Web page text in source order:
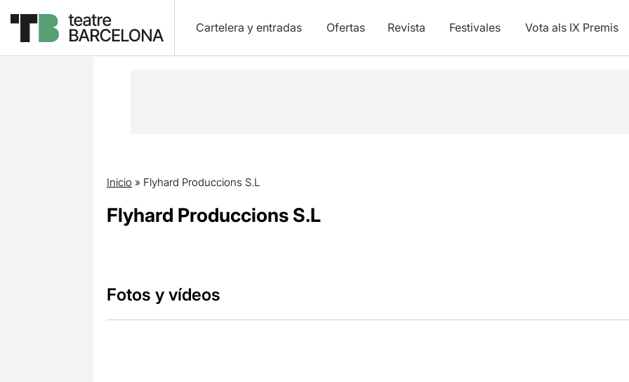
Cartelera y entradas Ofertas Revista Festivales Vota als IX Premis
Inicio » Flyhard Produccions S.L
Flyhard Produccions S.L
Fotos y vídeos